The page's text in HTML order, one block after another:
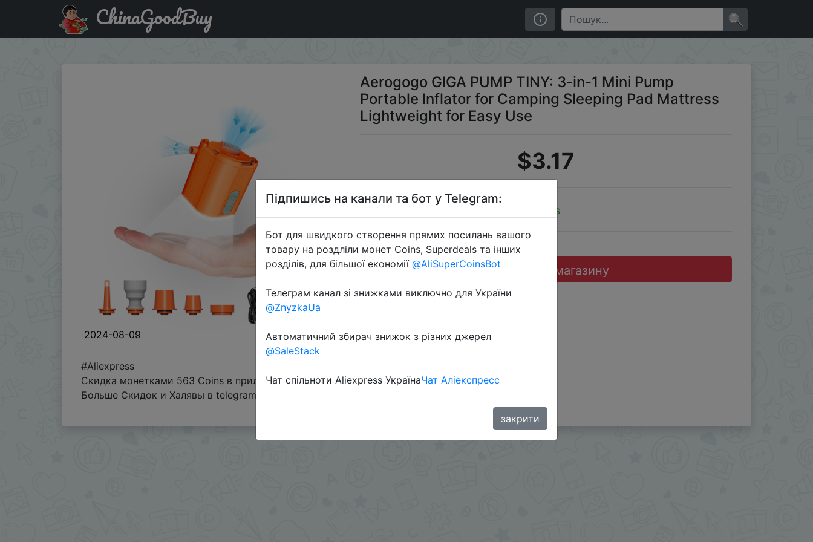
Купити на розпродажі Aerogogo GIGA PUMP TINY: 3-in-1 Mini Pump Portable Inflator for Camping Sleeping Pad Mattress Lightweight for Easy Use
ChinaGoodBuy
2024-08-09
Aerogogo GIGA PUMP TINY: 3-in-1 Mini Pump
Portable Inflator for Camping Sleeping Pad Mattress
Lightweight for Easy Use
$3.17
Coins
Перейти до магазину
#Aliexpress
Скидка монетками 563 Coins в приложении.
Больше Скидок и Халявы в telegramt.me/%2B8jHVizJO6XY3M2Qy
Підпишись на канали та бот у Telegram:
Бот для швидкого створення прямих посилань вашого
товару на роздліли монет Coins, Superdeals та інших
розділів, для більшої економії @AliSuperCoinsBot
Телеграм канал зі знижками виключно для України
@ZnyzkaUa
Автоматичний збирач знижок з різних джерел
@SaleStack
Чат спільноти Aliexpress УкраїнаЧат Аліекспресс
закрити